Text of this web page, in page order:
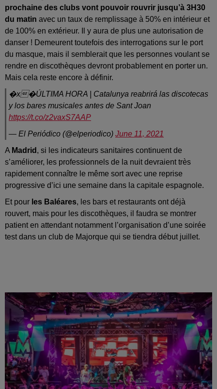
prochaine des clubs vont pouvoir rouvrir jusqu’à 3H30
du matin avec un taux de remplissage à 50% en intérieur et
de 100% en extérieur. Il y aura de plus une autorisation de
danser ! Demeurent toutefois des interrogations sur le port
du masque, mais il semblerait que les personnes voulant se
rendre en discothèques devront probablement en porter un.
Mais cela reste encore à définir.
�x�ÚLTIMA HORA | Catalunya reabrirá las discotecas
y los bares musicales antes de Sant Joan
https://t.co/z2vaxS7AAP
— El Periódico (@elperiodico) June 11, 2021
A Madrid , si les indicateurs sanitaires continuent de
s’améliorer, les professionnels de la nuit devraient très
rapidement connaître le même sort avec une reprise
progressive d’ici une semaine dans la capitale espagnole.
Et pour les Baléares, les bars et restaurants ont déjà
rouvert, mais pour les discothèques, il faudra se montrer
patient en attendant notamment l’organisation d’une soirée
test dans un club de Majorque qui se tiendra début juillet.